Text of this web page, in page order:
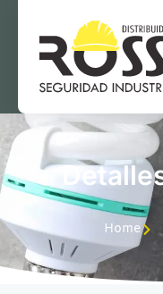
Home